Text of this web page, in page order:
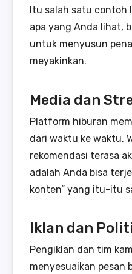
Itu salah satu contoh
apa yang Anda lihat,
untuk menyusun
meyakinkan.
Media dan
Platform hiburan
dari waktu ke waktu.
rekomendasi terasa
adalah Anda bisa
konten” yang itu-itu
Iklan dan
Pengiklan dan tim
menyesuaikan pesan